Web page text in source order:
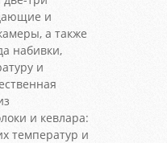
и
а также
набивки,
и
и кевлара:
температур и